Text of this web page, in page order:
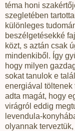
téma honi
szegletében
különleges
beszélgetésekké
közt, s aztán csak
mindenkiből. Így
hogy milyen
sokat tanulok e
energiával töltenek
adta magát, hogy
virágról eddig
levendula-
olyannak